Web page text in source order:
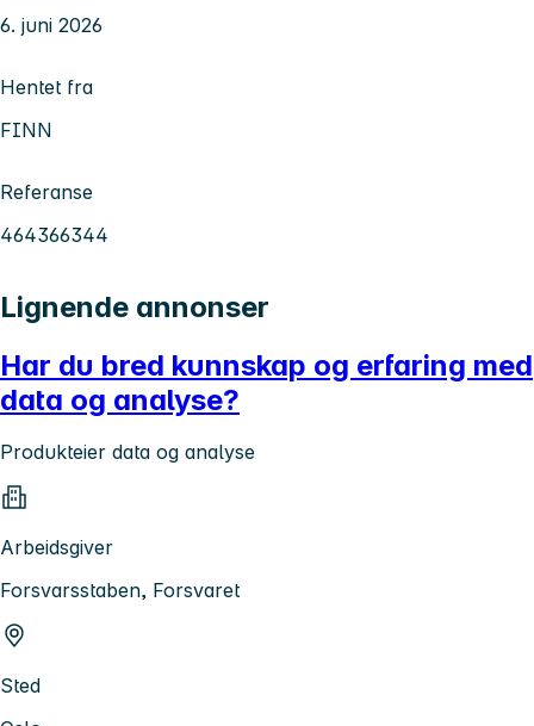
6. juni 2026
Hentet fra
FINN
Referanse
464366344
Lignende annonser
Har du bred kunnskap og erfaring med
data og analyse?
Produkteier data og analyse
Arbeidsgiver
Forsvarsstaben, Forsvaret
Sted